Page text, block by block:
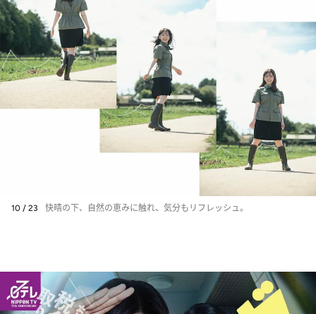
10 / 23 快晴の下、自然の恵みに触れ、気分もリフレッシュ。